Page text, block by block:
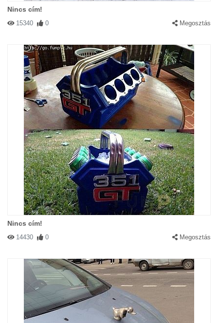
Nincs cím!
15340 0 Megosztás
Nincs cím!
14430 0 Megosztás